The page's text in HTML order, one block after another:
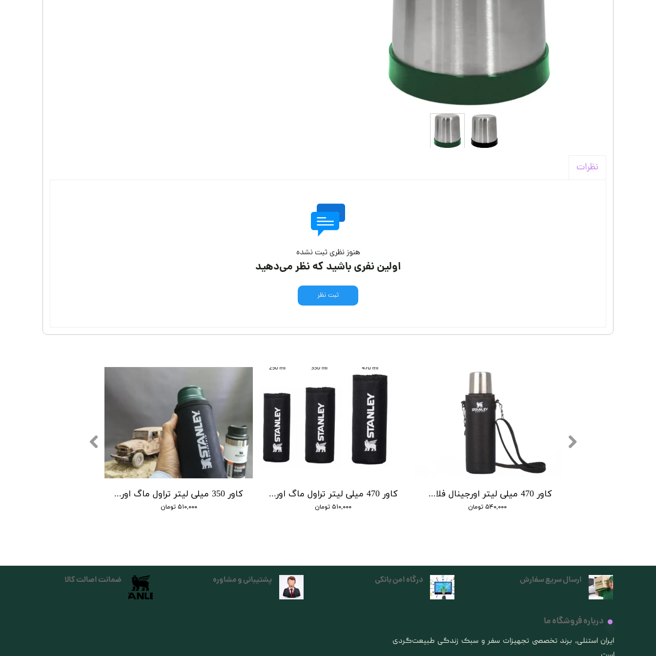
کیف و اکسسوری استنلی
نظرات
هنوز نظری ثبت نشده
اولین نفری باشید که نظر می‌دهید
ثبت نظر
کاور 350 میلی لیتر تراول ماگ اورجینال استنلی
۵۱۰,۰۰۰ تومان
کاور 470 میلی لیتر تراول ماگ اورجینال استنلی
۵۱۰,۰۰۰ تومان
کاور 470 میلی لیتر اورجینال فلاسک استنلی
۵۴۰,۰۰۰ تومان
ارسال سریع سفارش
درباره فروشگاه ما
​ایران استنلی، برند تخصصی تجهیزات سفر و سبک زندگی طبیعت‌گردی
درگاه امن بانکی پشتیبانی و مشاوره ضمانت اصالت کالا